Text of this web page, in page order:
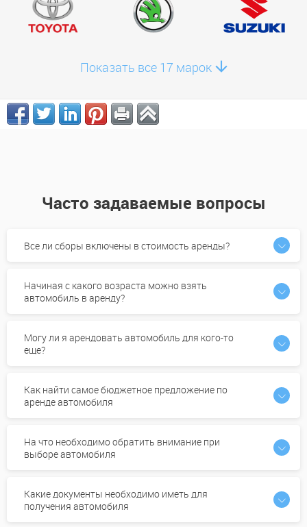
Показать все 17 марок
Часто задаваемые вопросы
Все ли сборы включены в стоимость аренды?
Начиная с какого возраста можно взять
автомобиль в аренду?
Могу ли я арендовать автомобиль для кого-то
еще?
Как найти самое бюджетное предложение по
аренде автомобиля
На что необходимо обратить внимание при
выборе автомобиля
Какие документы необходимо иметь для
получения автомобиля